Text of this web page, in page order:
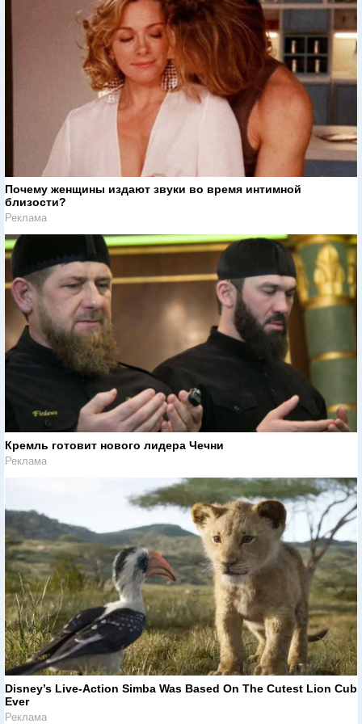
Почему женщины издают звуки во время интимной
близости?
Реклама
Кремль готовит нового лидера Чечни
Реклама
Disney’s Live-Action Simba Was Based On The Cutest Lion Cub
Ever
Реклама